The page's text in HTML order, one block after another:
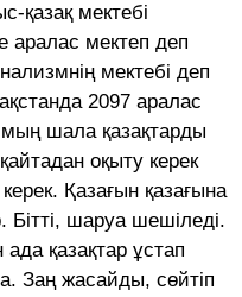
қазақ мектебі
аралас мектеп деп
мектебі деп
2097 аралас
шала қазақтарды
оқыту керек
Қазағын қазағына
шаруа шешіледі.
қазақтар ұстап
Заң жасайды, сөйтіп